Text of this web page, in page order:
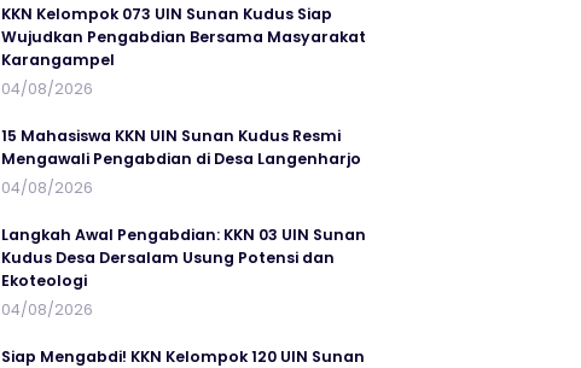
KKN Kelompok 073 UIN Sunan Kudus Siap
Wujudkan Pengabdian Bersama Masyarakat
Karangampel
04/08/2026
15 Mahasiswa KKN UIN Sunan Kudus Resmi
Mengawali Pengabdian di Desa Langenharjo
04/08/2026
Langkah Awal Pengabdian: KKN 03 UIN Sunan
Kudus Desa Dersalam Usung Potensi dan
Ekoteologi
04/08/2026
Siap Mengabdi! KKN Kelompok 120 UIN Sunan